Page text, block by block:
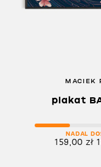
MACIEK
plakat
NADAL
159,00 zł